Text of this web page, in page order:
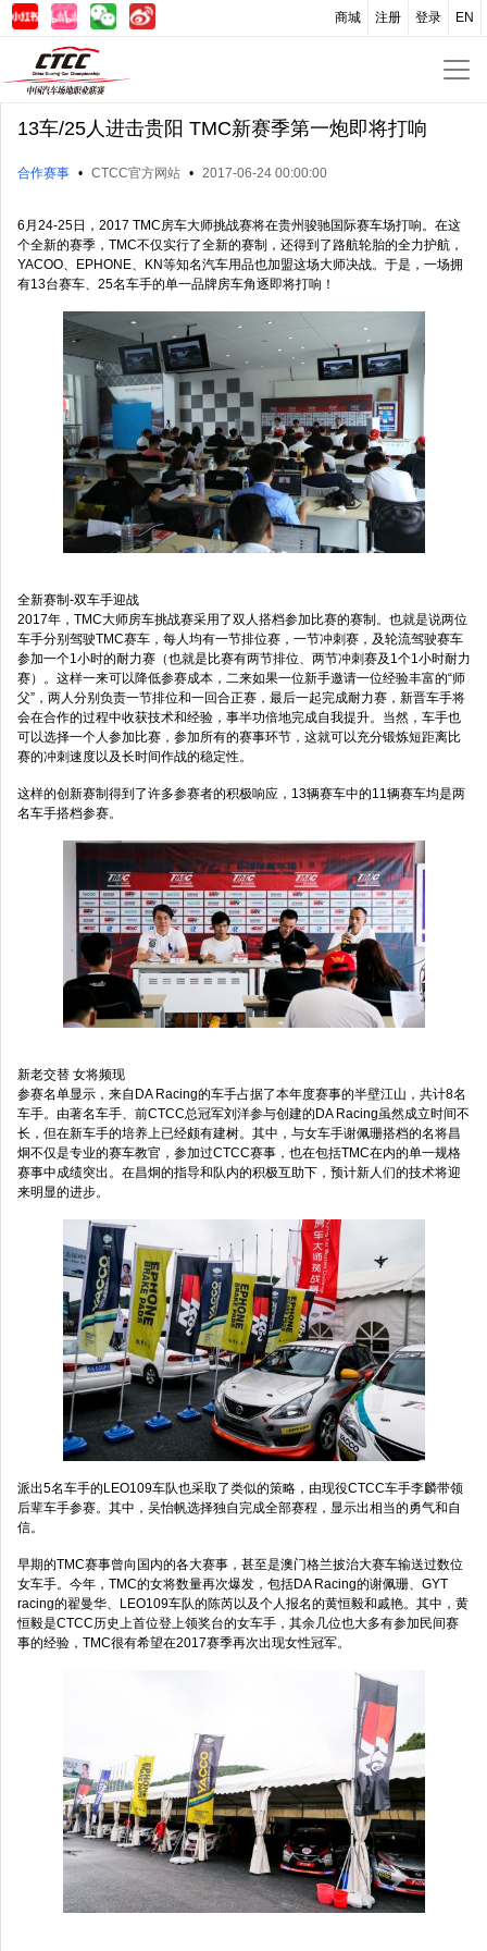
EN
登录
注册
商城
13车/25人进击贵阳 TMC新赛季第一炮即将打响
合作赛事 • CTCC官方网站 • 2017-06-24 00:00:00
6月24-25日，2017 TMC房车大师挑战赛将在贵州骏驰国际赛车场打响。在这
个全新的赛季，TMC不仅实行了全新的赛制，还得到了路航轮胎的全力护航，
YACOO、EPHONE、KN等知名汽车用品也加盟这场大师决战。于是，一场拥
有13台赛车、25名车手的单一品牌房车角逐即将打响！
全新赛制-双车手迎战
2017年，TMC大师房车挑战赛采用了双人搭档参加比赛的赛制。也就是说两位
车手分别驾驶TMC赛车，每人均有一节排位赛，一节冲刺赛，及轮流驾驶赛车
参加一个1小时的耐力赛（也就是比赛有两节排位、两节冲刺赛及1个1小时耐力
赛）。这样一来可以降低参赛成本，二来如果一位新手邀请一位经验丰富的“师
父”，两人分别负责一节排位和一回合正赛，最后一起完成耐力赛，新晋车手将
会在合作的过程中收获技术和经验，事半功倍地完成自我提升。当然，车手也
可以选择一个人参加比赛，参加所有的赛事环节，这就可以充分锻炼短距离比
赛的冲刺速度以及长时间作战的稳定性。
这样的创新赛制得到了许多参赛者的积极响应，13辆赛车中的11辆赛车均是两
名车手搭档参赛。
新老交替 女将频现
参赛名单显示，来自DA Racing的车手占据了本年度赛事的半壁江山，共计8名
车手。由著名车手、前CTCC总冠军刘洋参与创建的DA Racing虽然成立时间不
长，但在新车手的培养上已经颇有建树。其中，与女车手谢佩珊搭档的名将昌
炯不仅是专业的赛车教官，参加过CTCC赛事，也在包括TMC在内的单一规格
赛事中成绩突出。在昌炯的指导和队内的积极互助下，预计新人们的技术将迎
来明显的进步。
派出5名车手的LEO109车队也采取了类似的策略，由现役CTCC车手李麟带领
后辈车手参赛。其中，吴怡帆选择独自完成全部赛程，显示出相当的勇气和自
信。
早期的TMC赛事曾向国内的各大赛事，甚至是澳门格兰披治大赛车输送过数位
女车手。今年，TMC的女将数量再次爆发，包括DA Racing的谢佩珊、GYT
racing的翟曼华、LEO109车队的陈芮以及个人报名的黄恒毅和戚艳。其中，黄
恒毅是CTCC历史上首位登上领奖台的女车手，其余几位也大多有参加民间赛
事的经验，TMC很有希望在2017赛季再次出现女性冠军。